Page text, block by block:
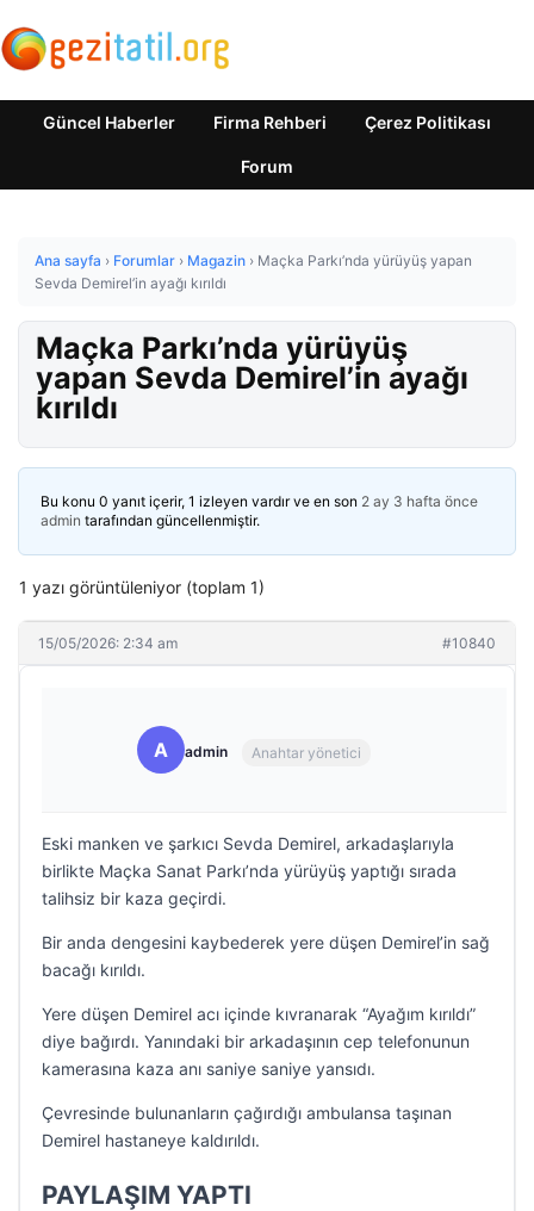
Güncel Haberler Firma Rehberi Çerez Politikası
Forum
Ana sayfa › Forumlar › Magazin › Maçka Parkı’nda yürüyüş yapan
Sevda Demirel’in ayağı kırıldı
Maçka Parkı’nda yürüyüş
yapan Sevda Demirel’in ayağı
kırıldı
Bu konu 0 yanıt içerir, 1 izleyen vardır ve en son 2 ay 3 hafta önce
admin tarafından güncellenmiştir.
1 yazı görüntüleniyor (toplam 1)
15/05/2026: 2:34 am #10840
A admin Anahtar yönetici
Eski manken ve şarkıcı Sevda Demirel, arkadaşlarıyla
birlikte Maçka Sanat Parkı’nda yürüyüş yaptığı sırada
talihsiz bir kaza geçirdi.
Bir anda dengesini kaybederek yere düşen Demirel’in sağ
bacağı kırıldı.
Yere düşen Demirel acı içinde kıvranarak “Ayağım kırıldı”
diye bağırdı. Yanındaki bir arkadaşının cep telefonunun
kamerasına kaza anı saniye saniye yansıdı.
Çevresinde bulunanların çağırdığı ambulansa taşınan
Demirel hastaneye kaldırıldı.
PAYLAŞIM YAPTI